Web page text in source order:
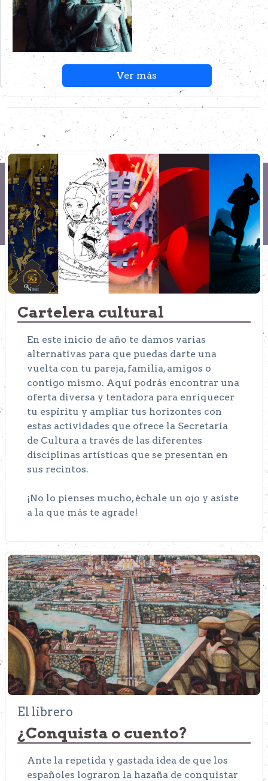
Ver más
Cartelera cultural
En este inicio de año te damos varias
alternativas para que puedas darte una
vuelta con tu pareja, familia, amigos o
contigo mismo. Aquí podrás encontrar una
oferta diversa y tentadora para enriquecer
tu espíritu y ampliar tus horizontes con
estas actividades que ofrece la Secretaría
de Cultura a través de las diferentes
disciplinas artísticas que se presentan en
sus recintos.
¡No lo pienses mucho, échale un ojo y asiste
a la que más te agrade!
El librero
¿Conquista o cuento?
Ante la repetida y gastada idea de que los
españoles lograron la hazaña de conquistar